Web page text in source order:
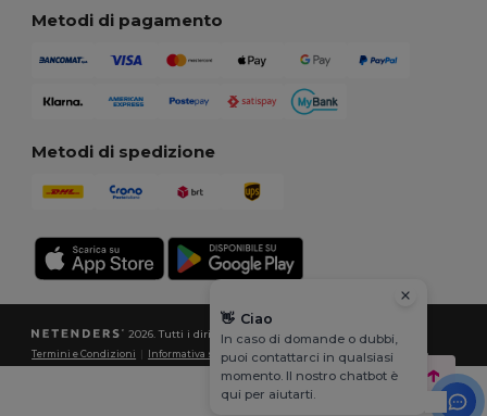
Metodi di pagamento
Metodi di spedizione
2026. Tutti i diritti riservati
Termini e Condizioni Informativa sulla privacy|Politica sui cookie|Site Map
👋 Ciao
In caso di domande o dubbi,
puoi contattarci in qualsiasi
momento. Il nostro chatbot è
qui per aiutarti.